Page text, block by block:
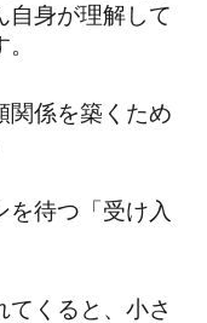
自身が理解して
関係を築くため
を待つ「受け入
くると、小さ